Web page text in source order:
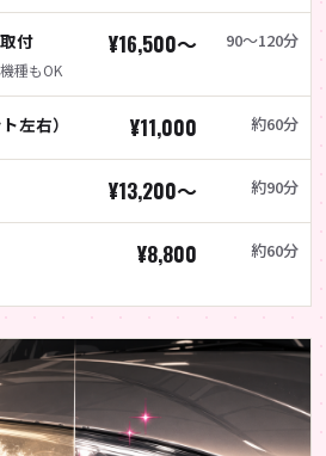
付
種もOK
¥16,500〜 90〜120分
左右） ¥11,000 約60分
¥13,200〜 約90分
¥8,800 約60分